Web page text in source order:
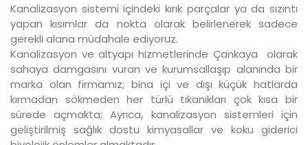
Kanalizasyon sistemi içindeki kırık parçalar ya da sızıntı
yapan kısımlar da nokta olarak belirlenerek sadece
gerekli alana müdahale ediyoruz.
Kanalizasyon ve altyapı hizmetlerinde Çankaya olarak
sahaya damgasını vuran ve kurumsallaşıp alanında bir
marka olan firmamız; bina içi ve dışı küçük hatlarda
kırmadan sökmeden her türlü tıkanıkları çok kısa bir
sürede açmakta; Ayrıca, kanalizasyon sistemleri için
geliştirilmiş sağlık dostu kimyasallar ve koku giderici